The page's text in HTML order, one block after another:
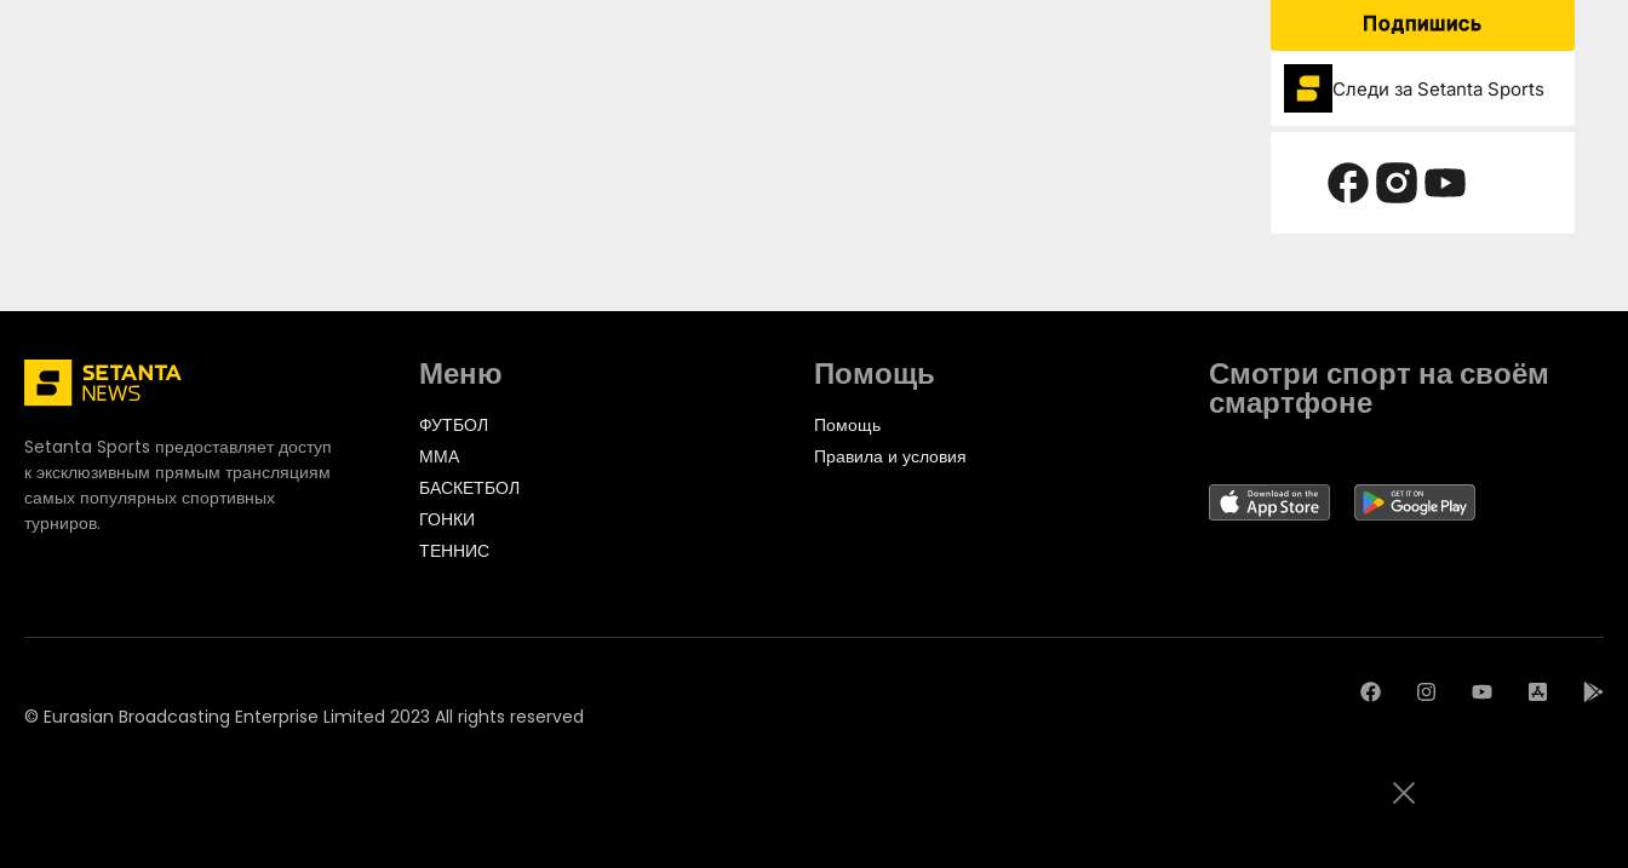
Подпишись
Следи за Setanta Sports
Setanta Sports предоставляет доступ
к эксклюзивным прямым трансляциям
самых популярных спортивных
турниров.
Меню
ФУТБОЛ
ММА
БАСКЕТБОЛ
ГОНКИ
ТЕННИС
Помощь
Помощь
Правила и условия
Смотри спорт на своём
смартфоне
© Eurasian Broadcasting Enterprise Limited 2023 All rights reserved